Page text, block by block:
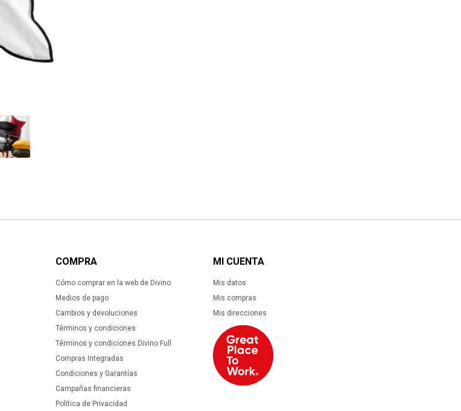
COMPRA
Cómo comprar en la web de Divino
Medios de pago
Cambios y devoluciones
Términos y condiciones
Términos y condiciones Divino Full
Compras Integradas
Condiciones y Garantías
Campañas financieras
Política de Privacidad
MI CUENTA
Mis datos
Mis compras
Mis direcciones